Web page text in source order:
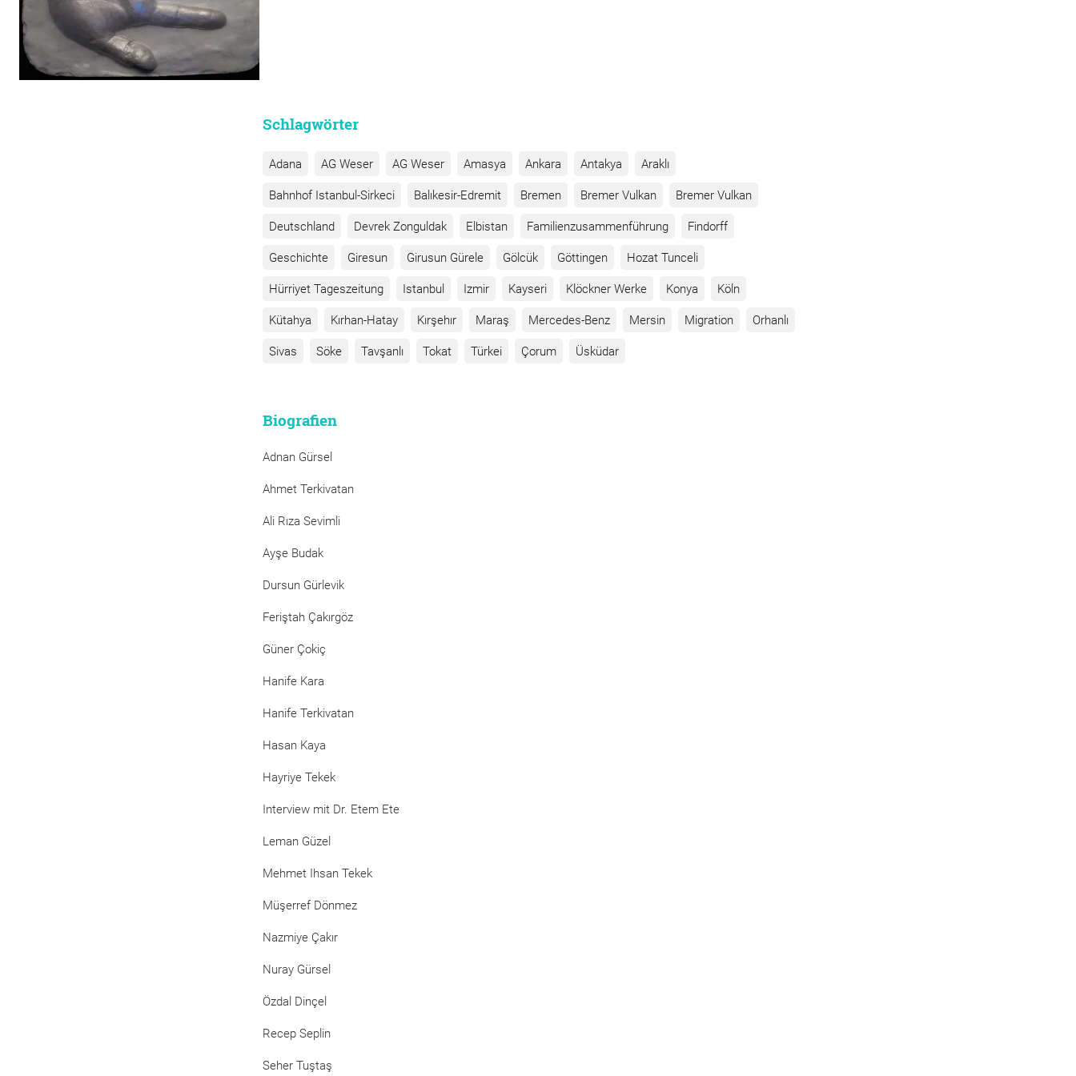
Schlagwörter
Adana AG Weser AG Weser Amasya Ankara Antakya Araklı
Bahnhof Istanbul-Sirkeci Balıkesir-Edremit Bremen Bremer Vulkan Bremer Vulkan
Deutschland Devrek Zonguldak Elbistan Familienzusammenführung Findorff
Geschichte Giresun Girusun Gürele Gölcük Göttingen Hozat Tunceli
Hürriyet Tageszeitung Istanbul Izmir Kayseri Klöckner Werke Konya Köln
Kütahya Kırhan-Hatay Kırşehır Maraş Mercedes-Benz Mersin Migration Orhanlı
Sivas Söke Tavşanlı Tokat Türkei Çorum Üsküdar
Biografien
Adnan Gürsel
Ahmet Terkivatan
Ali Rıza Sevimli
Ayşe Budak
Dursun Gürlevik
Feriştah Çakırgöz
Güner Çokiç
Hanife Kara
Hanife Terkivatan
Hasan Kaya
Hayriye Tekek
Interview mit Dr. Etem Ete
Leman Güzel
Mehmet Ihsan Tekek
Müşerref Dönmez
Nazmiye Çakır
Nuray Gürsel
Özdal Dinçel
Recep Seplin
Seher Tuştaş